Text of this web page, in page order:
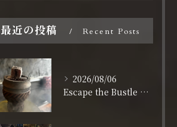
最近の投稿 Recent Posts
2026/08/06
Escape the Bustle of Dotonbori: Nagahoribashi’s Best Kept Secret